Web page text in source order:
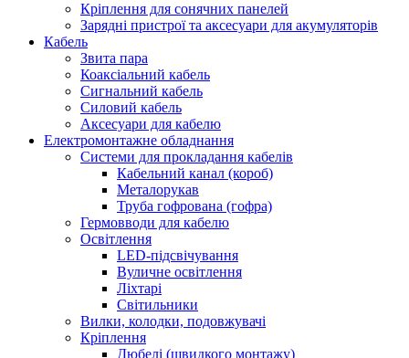
Кріплення для сонячних панелей
Зарядні пристрої та аксесуари для акумуляторів
Кабель
Звита пара
Коаксіальний кабель
Сигнальний кабель
Силовий кабель
Аксесуари для кабелю
Електромонтажне обладнання
Системи для прокладання кабелів
Кабельний канал (короб)
Металорукав
Труба гофрована (гофра)
Гермовводи для кабелю
Освітлення
LED-підсвічування
Вуличне освітлення
Ліхтарі
Світильники
Вилки, колодки, подовжувачі
Кріплення
Дюбелі (швидкого монтажу)